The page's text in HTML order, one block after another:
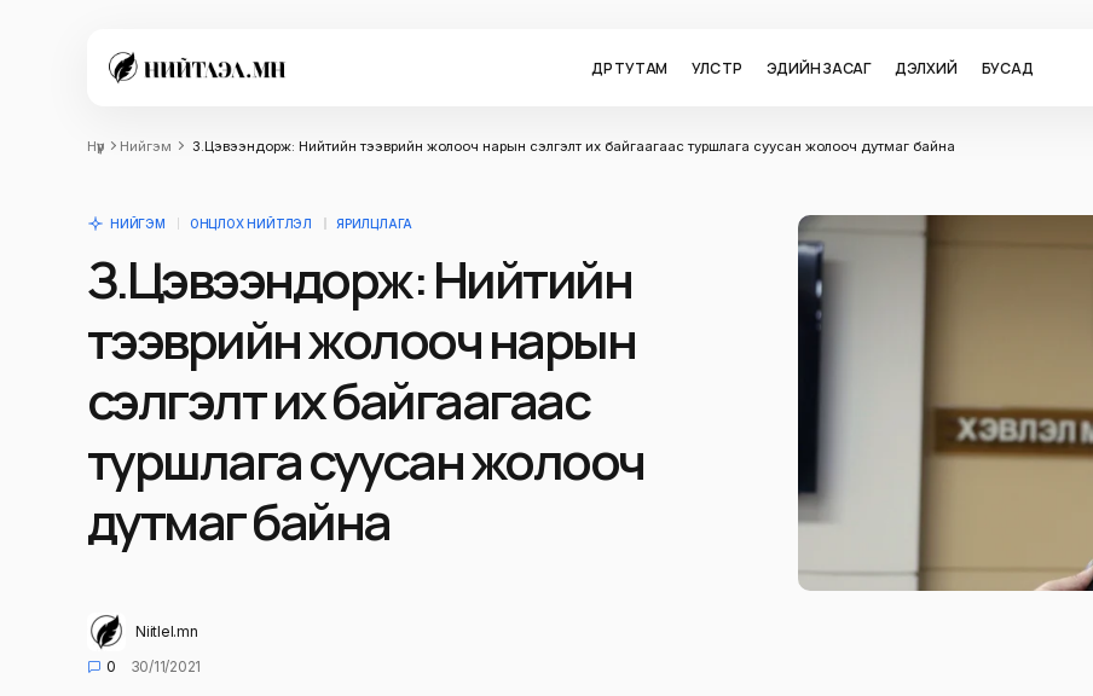
ӨДӨР ТУТАМ УЛС ТӨР ЭДИЙН ЗАСАГ ДЭЛХИЙ БУСАД
Нүүр Нийгэм З.Цэвээндорж: Нийтийн тээврийн жолооч нарын сэлгэлт их байгаагаас туршлага суусан жолооч дутмаг байна
НИЙГЭМ ОНЦЛОХ НИЙТЛЭЛ ЯРИЛЦЛАГА
З.Цэвээндорж: Нийтийн
тээврийн жолооч нарын
сэлгэлт их байгаагаас
туршлага суусан жолооч
дутмаг байна
Niitlel.mn
0
30/11/2021